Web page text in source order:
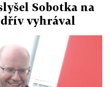
Sobotka na
dřív vyhrával